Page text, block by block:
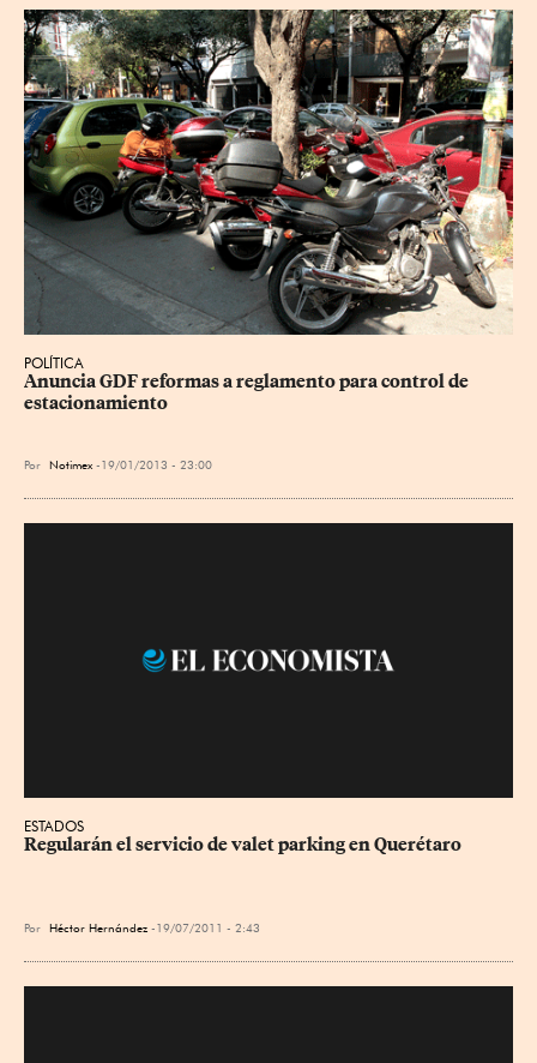
POLÍTICA
Anuncia GDF reformas a reglamento para control de
estacionamiento
Por Notimex 19/01/2013 - 23:00
ESTADOS
Regularán el servicio de valet parking en Querétaro
Por Héctor Hernández 19/07/2011 - 2:43